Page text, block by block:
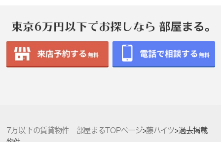
7万以下の賃貸物件 部屋まるTOPページ>藤ハイツ>過去掲載